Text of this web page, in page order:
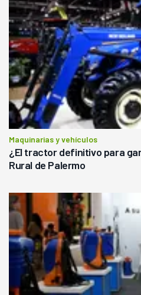
Maquinarias y vehículos
¿El tractor definitivo para
Rural de Palermo